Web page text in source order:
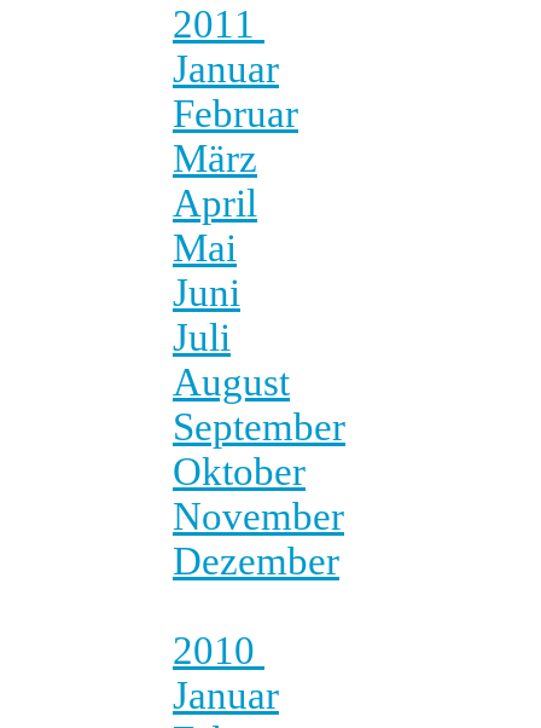
2011
Januar
Februar
März
April
Mai
Juni
Juli
August
September
Oktober
November
Dezember
2010
Januar